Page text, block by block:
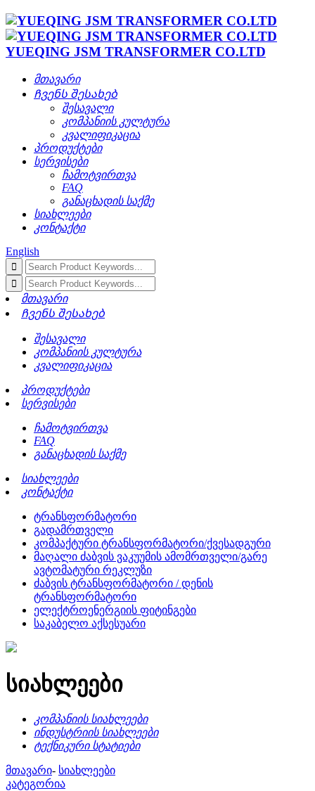
YUEQING JSM TRANSFORMER CO.LTD
მთავარი
Ჩვენს შესახებ
შესავალი
კომპანიის კულტურა
კვალიფიკაცია
პროდუქტები
სერვისები
ჩამოტვირთვა
FAQ
განაცხადის საქმე
სიახლეები
კონტაქტი
English
მთავარი
Ჩვენს შესახებ
შესავალი
კომპანიის კულტურა
კვალიფიკაცია
პროდუქტები
სერვისები
ჩამოტვირთვა
FAQ
განაცხადის საქმე
სიახლეები
კონტაქტი
ტრანსფორმატორი
გადამრთველი
კომპაქტური ტრანსფორმატორი/ქვესადგური
მაღალი ძაბვის ვაკუუმის ამომრთველი/გარე
ავტომატური რეკლუზი
ძაბვის ტრანსფორმატორი / დენის
ტრანსფორმატორი
ელექტროენერგიის ფიტინგები
საკაბელო აქსესუარი
სიახლეები
კომპანიის სიახლეები
ინდუსტრიის სიახლეები
ტექნიკური სტატიები
მთავარი- სიახლეები
კატეგორია